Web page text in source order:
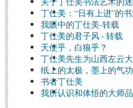
丁仕美：“日有上进”的
我眼中的丁仕美-转载
丁仕美的君子风 - 转载
天使乎，白狼乎？
丁仕美先生为山西左云
纸上的太极，墨上的气
书者丁仕美
我所认识和体悟的大师